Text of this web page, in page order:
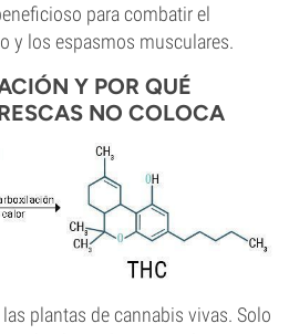
para combatir el
y los espasmos musculares.
Y POR QUÉ
NO COLOCA
plantas de cannabis vivas. Solo